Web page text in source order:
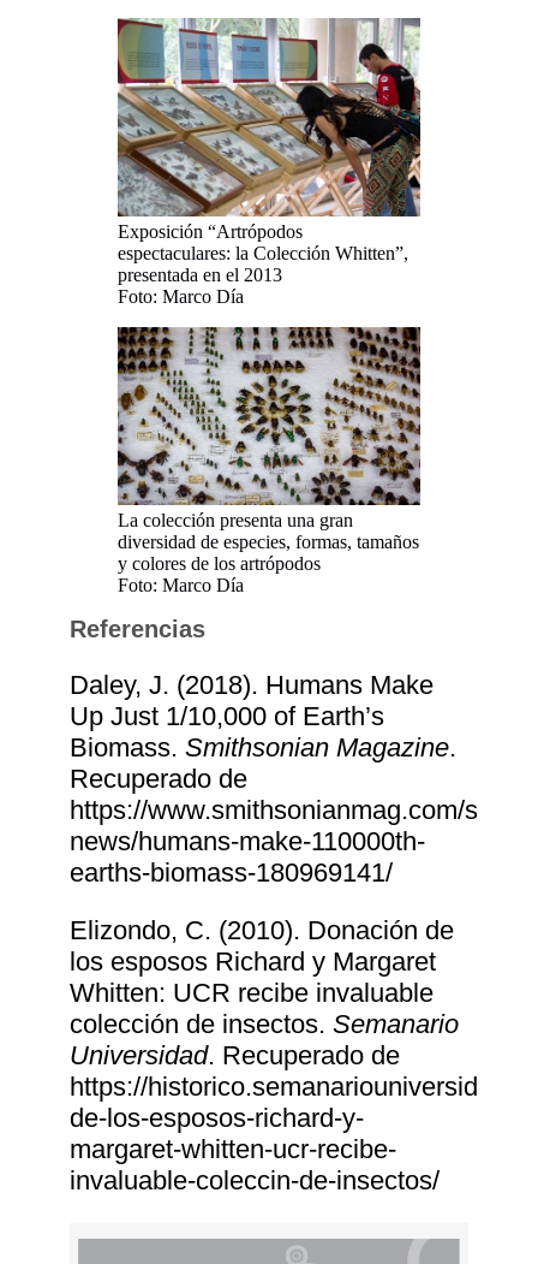
Exposición “Artrópodos
espectaculares: la Colección Whitten”,
presentada en el 2013
Foto: Marco Día
La colección presenta una gran
diversidad de especies, formas, tamaños
y colores de los artrópodos
Foto: Marco Día
Referencias
Daley, J. (2018). Humans Make
Up Just 1/10,000 of Earth’s
Biomass.Smithsonian Magazine.
Recuperado de
https://www.smithsonianmag.com/smart-
news/humans-make-110000th-
earths-biomass-180969141/
Elizondo, C. (2010). Donación de
los esposos Richard y Margaret
Whitten: UCR recibe invaluable
colección de insectos.Semanario
Universidad. Recuperado de
https://
de-los-esposos-richard-y-
margaret-whitten-ucr-recibe-
invaluable-coleccin-de-insectos/